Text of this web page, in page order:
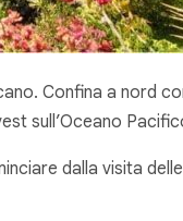
Confina a nord
sull’Oceano
dalla visita